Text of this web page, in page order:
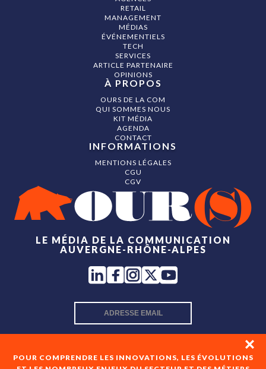
POUR COMPRENDRE LES INNOVATIONS, LES ÉVOLUTIONS
LE MÉDIA DE LA COMMUNICATION
AUVERGNE-RHÔNE-ALPES
RETAIL
MANAGEMENT
MÉDIAS
ÉVÉNEMENTIELS
TECH
SERVICES
ARTICLE PARTENAIRE
OPINIONS
À PROPOS
OURS DE LA COM
QUI SOMMES NOUS
KIT MÉDIA
AGENDA
CONTACT
INFORMATIONS
MENTIONS LÉGALES
CGU
CGV